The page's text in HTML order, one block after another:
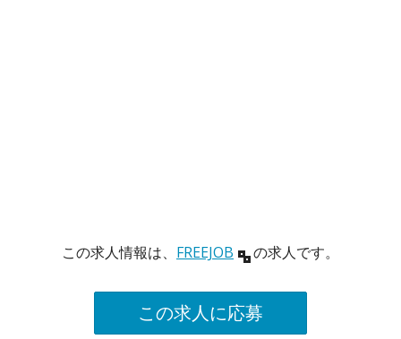
この求人情報は、 FREEJOB の求人です。
この求人に応募